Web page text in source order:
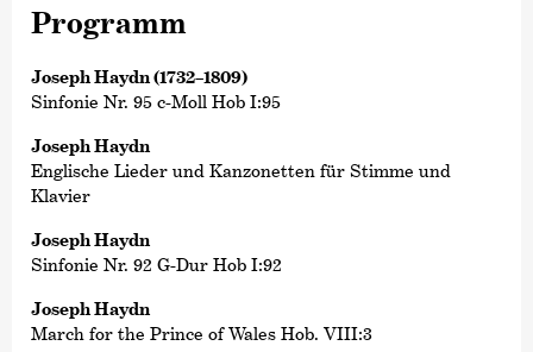
Programm
Joseph Haydn (1732–1809)
Sinfonie Nr. 95 c-Moll Hob I:95
Joseph Haydn
Englische Lieder und Kanzonetten für Stimme und
Klavier
Joseph Haydn
Sinfonie Nr. 92 G-Dur Hob I:92
Joseph Haydn
March for the Prince of Wales Hob. VIII:3